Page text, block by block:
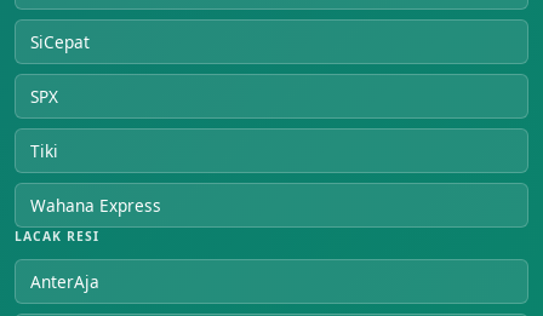
SiCepat
SPX
Tiki
Wahana Express
LACAK RESI
AnterAja